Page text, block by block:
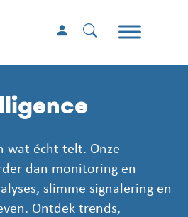
wat écht telt. Onze
dan monitoring en
slimme signalering en
Ontdek trends,